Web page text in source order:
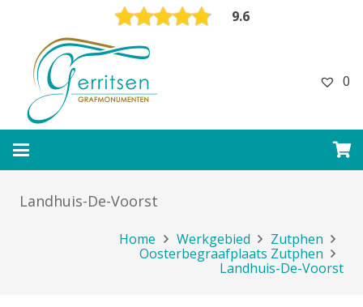
9.6
0
Landhuis-De-Voorst
Home Werkgebied
Zutphen
Oosterbegraafplaats Zutphen
Landhuis-De-Voorst